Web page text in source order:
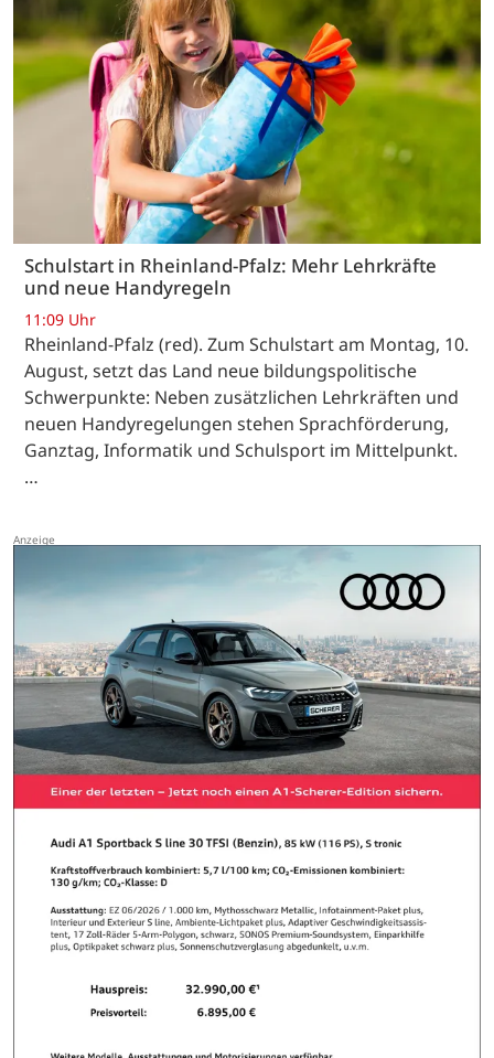
Schulstart in Rheinland-Pfalz: Mehr Lehrkräfte
und neue Handyregeln
11:09 Uhr
Rheinland-Pfalz (red). Zum Schulstart am Montag, 10.
August, setzt das Land neue bildungspolitische
Schwerpunkte: Neben zusätzlichen Lehrkräften und
neuen Handyregelungen stehen Sprachförderung,
Ganztag, Informatik und Schulsport im Mittelpunkt.
…